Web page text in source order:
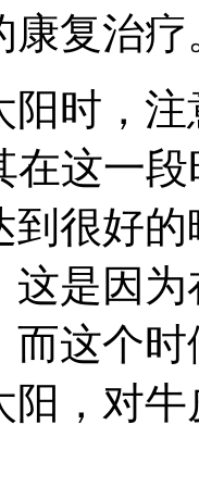
康复治疗
阳时，
在这一
到很好
这是因
而这个
阳，对